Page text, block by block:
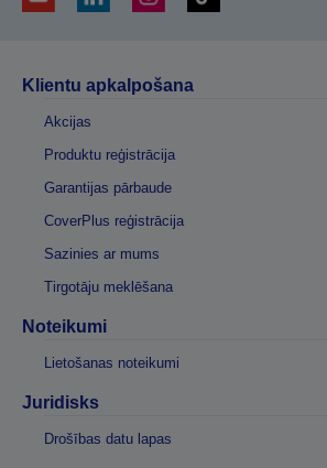
Klientu apkalpošana
Akcijas
Produktu reģistrācija
Garantijas pārbaude
CoverPlus reģistrācija
Sazinies ar mums
Tirgotāju meklēšana
Noteikumi
Lietošanas noteikumi
Juridisks
Drošības datu lapas